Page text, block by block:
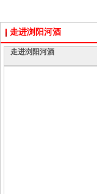
走进浏阳河酒
走进浏阳河酒